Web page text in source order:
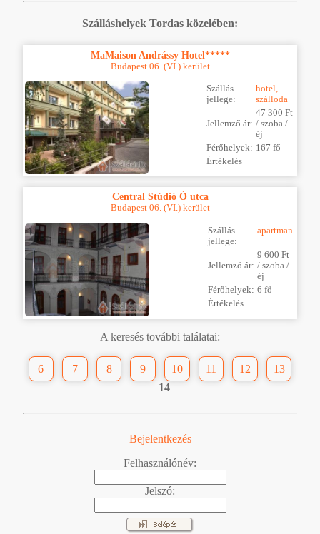
Szálláshelyek Tordas közelében:
MaMaison Andrássy Hotel*****
Budapest 06. (VI.) kerület
Szállás
jellege:
hotel,
szálloda
Jellemző ár:
47 300 Ft
/ szoba /
éj
Férőhelyek: 167 fő
Értékelés
Central Stúdió Ó utca
Budapest 06. (VI.) kerület
Szállás
jellege:
apartman
Jellemző ár:
9 600 Ft
/ szoba /
éj
Férőhelyek: 6 fő
Értékelés
A keresés további találatai:
6 7 8 9 10 11 12
13
14
Bejelentkezés
Felhasználónév:
Jelszó: